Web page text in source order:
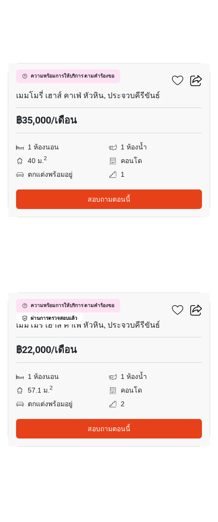
ความพร้อมการให้บริการ ตามคำร้องขอ
คาราเพช หัวหิน-เขาเต่า
เมมโมรี่ เฮาส์ คาเฟ่ หัวหิน, ประจวบคีรีขันธ์
฿35,000/เดือน
1 ห้องนอน
1 ห้องน้ำ
40 ม.2
คอนโด
ตกแต่งพร้อมอยู่
1
สอบถามตอนนี้
ความพร้อมการให้บริการ ตามคำร้องขอ
ผ่านการตรวจสอบแล้ว
เซโลน่า เขาเต่า
เมมโมรี่ เฮาส์ คาเฟ่ หัวหิน, ประจวบคีรีขันธ์
฿22,000/เดือน
1 ห้องนอน
1 ห้องน้ำ
57.1 ม.2
คอนโด
ตกแต่งพร้อมอยู่
2
สอบถามตอนนี้